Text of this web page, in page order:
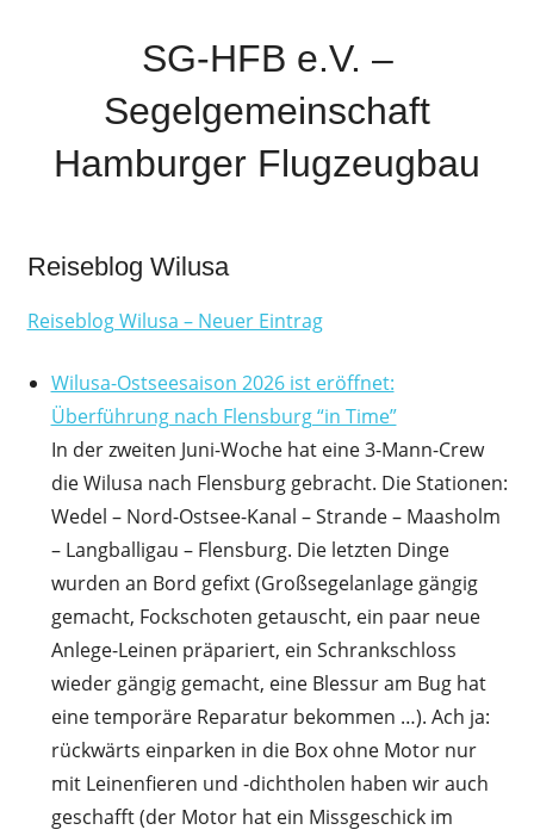
SG-HFB e.V. –
Segelgemeinschaft
Hamburger Flugzeugbau
Airbus-
Hamburg
Reiseblog Wilusa
Reiseblog Wilusa – Neuer Eintrag
Wilusa-Ostseesaison 2026 ist eröffnet:
Überführung nach Flensburg “in Time”
In der zweiten Juni-Woche hat eine 3-Mann-Crew
die Wilusa nach Flensburg gebracht. Die Stationen:
Wedel – Nord-Ostsee-Kanal – Strande – Maasholm
– Langballigau – Flensburg. Die letzten Dinge
wurden an Bord gefixt (Großsegelanlage gängig
gemacht, Fockschoten getauscht, ein paar neue
Anlege-Leinen präpariert, ein Schrankschloss
wieder gängig gemacht, eine Blessur am Bug hat
eine temporäre Reparatur bekommen …). Ach ja:
rückwärts einparken in die Box ohne Motor nur
mit Leinenfieren und -dichtholen haben wir auch
geschafft (der Motor hat ein Missgeschick im